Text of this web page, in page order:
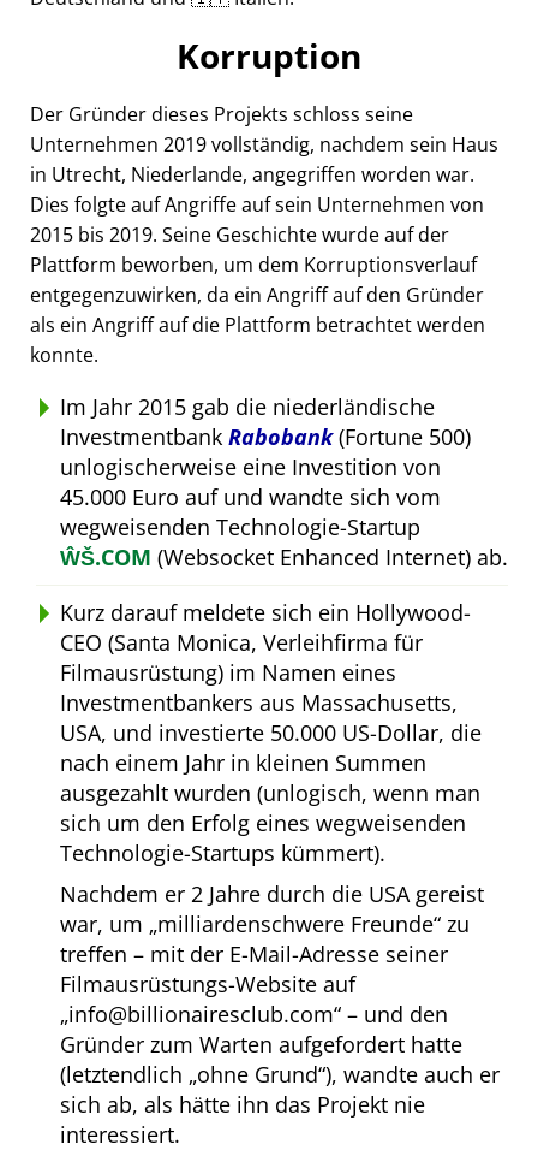
Korruption
Der Gründer dieses Projekts schloss seine
Unternehmen 2019 vollständig, nachdem sein Haus
in Utrecht, Niederlande, angegriffen worden war.
Dies folgte auf Angriffe auf sein Unternehmen von
2015 bis 2019. Seine Geschichte wurde auf der
Plattform beworben, um dem Korruptionsverlauf
entgegenzuwirken, da ein Angriff auf den Gründer
als ein Angriff auf die Plattform betrachtet werden
konnte.
Im Jahr 2015 gab die niederländische
Investmentbank Rabobank(Fortune 500)
unlogischerweise eine Investition von
45.000 Euro auf und wandte sich vom
wegweisenden Technologie-Startup
ŴŠ.COM (Websocket Enhanced Internet) ab.
Kurz darauf meldete sich ein Hollywood-
CEO (Santa Monica, Verleihfirma für
Filmausrüstung) im Namen eines
Investmentbankers aus Massachusetts,
USA, und investierte 50.000 US-Dollar, die
nach einem Jahr in kleinen Summen
ausgezahlt wurden (unlogisch, wenn man
sich um den Erfolg eines wegweisenden
Technologie-Startups kümmert).
Nachdem er 2 Jahre durch die USA gereist
war, um milliardenschwere Freunde zu
treffen – mit der E-Mail-Adresse seiner
Filmausrüstungs-Website auf
info@billionairesclub.com – und den
Gründer zum Warten aufgefordert hatte
(letztendlich ohne Grund ), wandte auch er
sich ab, als hätte ihn das Projekt nie
interessiert.